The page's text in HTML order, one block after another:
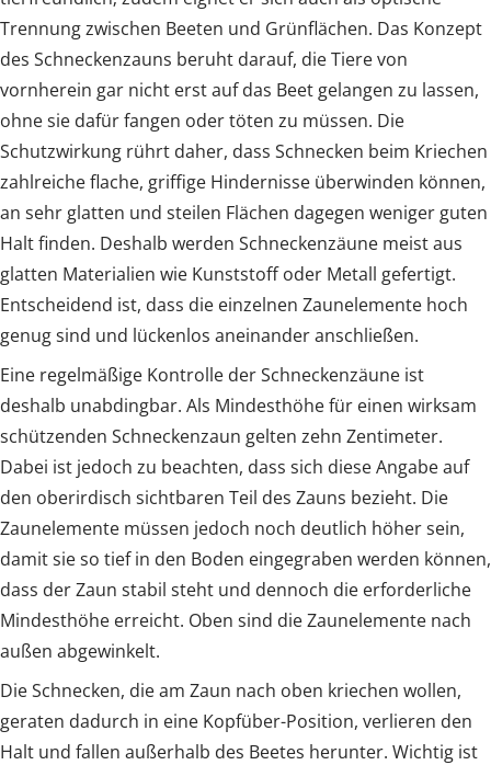
Trennung zwischen Beeten und Grünflächen. Das Konzept
des Schneckenzauns beruht darauf, die Tiere von
vornherein gar nicht erst auf das Beet gelangen zu lassen,
ohne sie dafür fangen oder töten zu müssen. Die
Schutzwirkung rührt daher, dass Schnecken beim Kriechen
zahlreiche flache, griffige Hindernisse überwinden können,
an sehr glatten und steilen Flächen dagegen weniger guten
Halt finden. Deshalb werden Schneckenzäune meist aus
glatten Materialien wie Kunststoff oder Metall gefertigt.
Entscheidend ist, dass die einzelnen Zaunelemente hoch
genug sind und lückenlos aneinander anschließen.
Eine regelmäßige Kontrolle der Schneckenzäune ist
deshalb unabdingbar. Als Mindesthöhe für einen wirksam
schützenden Schneckenzaun gelten zehn Zentimeter.
Dabei ist jedoch zu beachten, dass sich diese Angabe auf
den oberirdisch sichtbaren Teil des Zauns bezieht. Die
Zaunelemente müssen jedoch noch deutlich höher sein,
damit sie so tief in den Boden eingegraben werden können,
dass der Zaun stabil steht und dennoch die erforderliche
Mindesthöhe erreicht. Oben sind die Zaunelemente nach
außen abgewinkelt.
Die Schnecken, die am Zaun nach oben kriechen wollen,
geraten dadurch in eine Kopfüber-Position, verlieren den
Halt und fallen außerhalb des Beetes herunter. Wichtig ist